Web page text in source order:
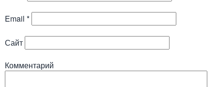
Email *
Сайт
Комментарий